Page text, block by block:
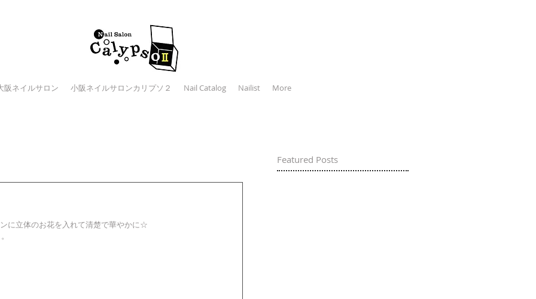
阪ネイルサロン 小阪ネイルサロンカリプソ２ Nail Catalog Nailist More
Featured Posts
に立体のお花を入れて清楚で華やかに☆